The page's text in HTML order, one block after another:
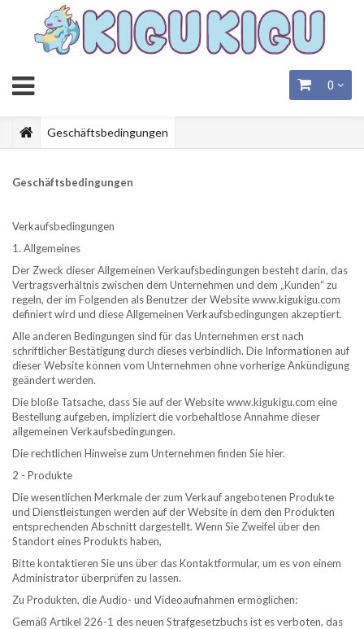
0
Geschäftsbedingungen
Geschäftsbedingungen
Verkaufsbedingungen
1. Allgemeines
Der Zweck dieser Allgemeinen Verkaufsbedingungen besteht darin, das
Vertragsverhältnis zwischen dem Unternehmen und dem „Kunden“ zu
regeln, der im Folgenden als Benutzer der Website www.kigukigu.com
definiert wird und diese Allgemeinen Verkaufsbedingungen akzeptiert.
Alle anderen Bedingungen sind für das Unternehmen erst nach
schriftlicher Bestätigung durch dieses verbindlich. Die Informationen auf
dieser Website können vom Unternehmen ohne vorherige Ankündigung
geändert werden.
Die bloße Tatsache, dass Sie auf der Website www.kigukigu.com eine
Bestellung aufgeben, impliziert die vorbehaltlose Annahme dieser
allgemeinen Verkaufsbedingungen.
Die rechtlichen Hinweise zum Unternehmen finden Sie hier.
2 - Produkte
Die wesentlichen Merkmale der zum Verkauf angebotenen Produkte
und Dienstleistungen werden auf der Website in dem den Produkten
entsprechenden Abschnitt dargestellt. Wenn Sie Zweifel über den
Standort eines Produkts haben,
Bitte kontaktieren Sie uns über das Kontaktformular, um es von einem
Administrator überprüfen zu lassen.
Zu Produkten, die Audio- und Videoaufnahmen ermöglichen:
Gemäß Artikel 226-1 des neuen Strafgesetzbuchs ist es verboten, das